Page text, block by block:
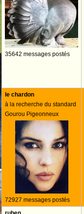
35642 messages postés
le chardon
à la recherche du standard
Gourou Pigeonneux
72927 messages postés